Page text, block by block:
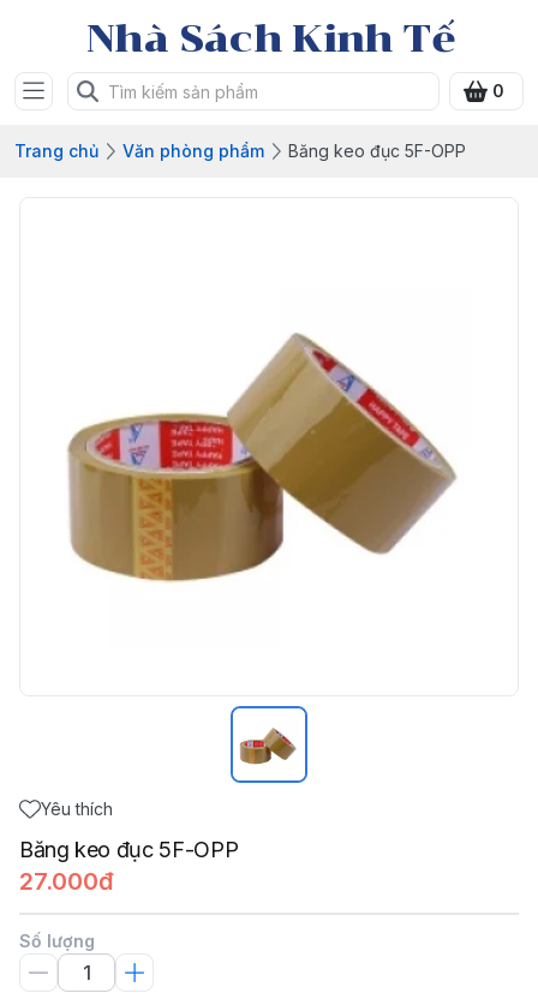
Nhà Sách Kinh Tế
0
Trang chủ Văn phòng phẩm Băng keo đục 5F-OPP
Yêu thích
Băng keo đục 5F-OPP
27.000đ
Số lượng